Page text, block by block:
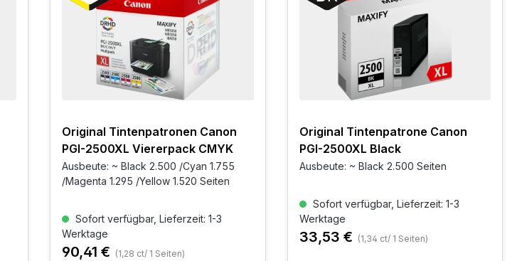
Original Tintenpatronen Canon
PGI-2500XL Viererpack CMYK
Ausbeute: ~ Black 2.500 /Cyan 1.755
/Magenta 1.295 /Yellow 1.520 Seiten
Sofort verfügbar, Lieferzeit: 1-3
Werktage
90,41 € (1,28 ct/ 1 Seiten)
Original Tintenpatrone Canon
PGI-2500XL Black
Ausbeute: ~ Black 2.500 Seiten
Sofort verfügbar, Lieferzeit: 1-3
Werktage
33,53 € (1,34 ct/ 1 Seiten)